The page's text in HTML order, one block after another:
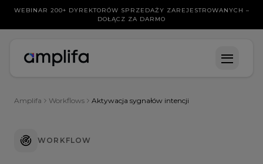
WEBINAR 200+ DYREKTORÓW SPRZEDAŻY ZAREJESTROWANYCH –
DOŁĄCZ ZA DARMO
Amplifa Workflows Aktywacja sygnałów intencji
WORKFLOW